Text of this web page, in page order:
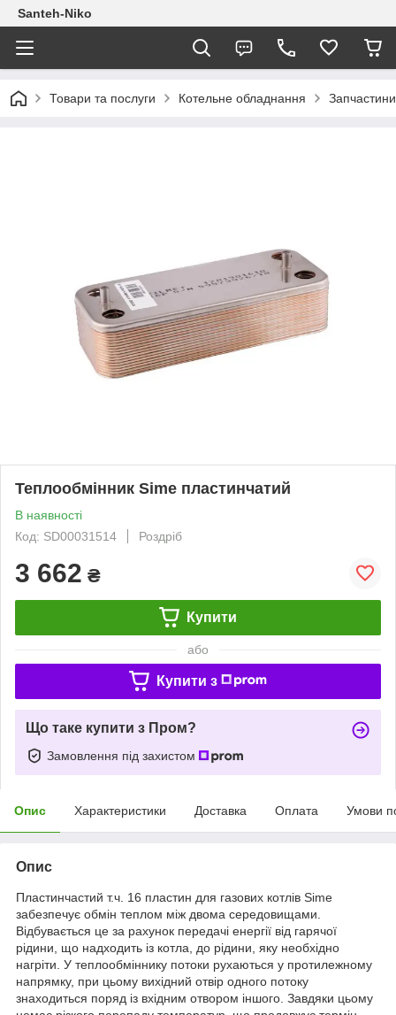
Santeh-Niko
Товари та послуги Котельне обладнання
Теплообмінник Sime пластинчатий
В наявності
Код: SD00031514
Роздріб
3 662 ₴
Купити
або
Купити з
Що таке купити з Пром?
Замовлення під захистом
Опис Характеристики Доставка Оплата Умови
Опис
Пластинчастий т.ч. 16 пластин для газових котлів Sime
забезпечує обмін теплом між двома середовищами.
Відбувається це за рахунок передачі енергії від гарячої
рідини, що надходить із котла, до рідини, яку необхідно
нагріти. У теплообміннику потоки рухаються у протилежному
напрямку, при цьому вихідний отвір одного потоку
знаходиться поряд із вхідним отвором іншого. Завдяки цьому